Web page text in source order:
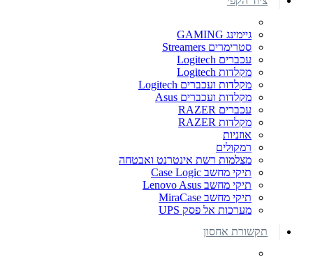
גיימינג GAMING
סטרימרים Streamers
עכברים Logitech
מקלדות Logitech
מקלדות ועכברים Logitech
מקלדות ועכברים Asus
עכברים RAZER
מקלדות RAZER
אוזניות
רמקולים
מצלמות רשת אינטרנט ואבטחה
תיקי מחשב Case Logic
תיקי מחשב Lenovo Asus
תיקי מחשב MiraCase
מערכות אל פסק UPS
תקשורת אחסון